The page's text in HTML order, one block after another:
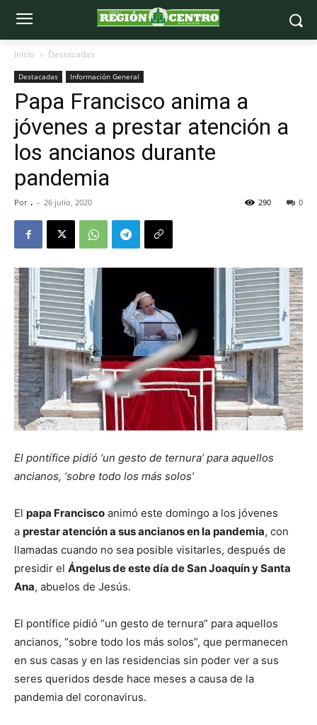
Inicio Destacadas
Destacadas Información General
Papa Francisco anima a
jóvenes a prestar atención a
los ancianos durante
pandemia
Por . - 26 julio, 2020 0
290
El pontífice pidió ‘un gesto de ternura’ para aquellos
ancianos, ‘sobre todo los más solos’
El papa Francisco animó este domingo a los jóvenes
a prestar atención a sus ancianos en la pandemia, con
llamadas cuando no sea posible visitarles, después de
presidir el Ángelus de este día de San Joaquín y Santa
Ana, abuelos de Jesús.
El pontífice pidió “un gesto de ternura” para aquellos
ancianos, “sobre todo los más solos”, que permanecen
en sus casas y en las residencias sin poder ver a sus
seres queridos desde hace meses a causa de la
pandemia del coronavirus.